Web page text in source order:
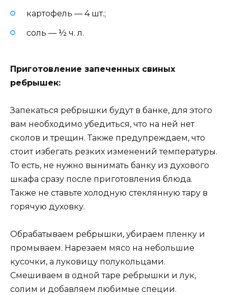
картофель — 4 шт.;
соль — ½ ч. л.
Приготовление запеченных свиных
ребрышек:
Запекаться ребрышки будут в банке, для этого
вам необходимо убедиться, что на ней нет
сколов и трещин. Также предупреждаем, что
стоит избегать резких изменений температуры.
То есть, не нужно вынимать банку из духового
шкафа сразу после приготовления блюда.
Также не ставьте холодную стеклянную тару в
горячую духовку.
Обрабатываем ребрышки, убираем пленку и
промываем. Нарезаем мясо на небольшие
кусочки, а луковицу полукольцами.
Смешиваем в одной таре ребрышки и лук,
солим и добавляем любимые специи.